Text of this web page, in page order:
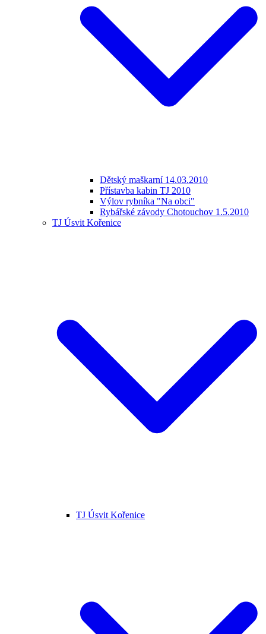
Dětský maškarní 14.03.2010
Přístavba kabin TJ 2010
Výlov rybníka "Na obci"
Rybářské závody Chotouchov 1.5.2010
TJ Úsvit Kořenice
TJ Úsvit Kořenice